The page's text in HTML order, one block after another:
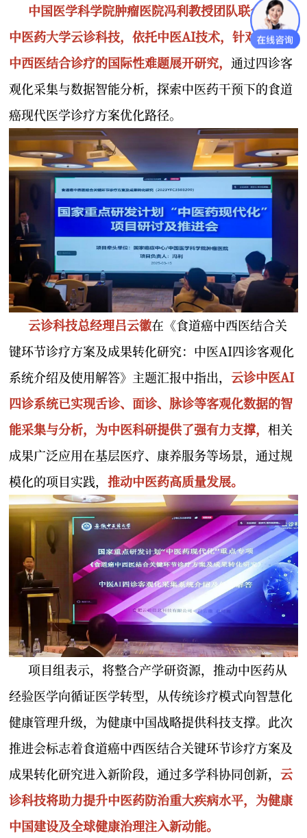
中国医学科学院肿瘤医院冯利教授团队联合安徽
中医药大学云诊科技，依托中医AI技术，针对食道癌
中西医结合诊疗的国际性难题展开研究， 通过四诊客
观化采集与数据智能分析，探索中医药干预下的食道
癌现代医学诊疗方案优化路径。
云诊科技总经理吕云徽在《食道癌中西医结合关
键环节诊疗方案及成果转化研究：中医AI四诊客观化
系统介绍及使用解答》主题汇报中指出， 云诊中医AI
四诊系统已实现舌诊、面诊、脉诊等客观化数据的智
能采集与分析，为中医科研提供了强有力支撑， 相关
成果广泛应用在基层医疗、康养服务等场景，通过规
模化的项目实践， 推动中医药高质量发展。
项目组表示，将整合产学研资源，推动中医药从
经验医学向循证医学转型，从传统诊疗模式向智慧化
健康管理升级，为健康中国战略提供科技支撑。此次
推进会标志着食道癌中西医结合关键环节诊疗方案及
成果转化研究进入新阶段，通过多学科协同创新， 云
诊科技将助力提升中医药防治重大疾病水平，为健康
中国建设及全球健康治理注入新动能。